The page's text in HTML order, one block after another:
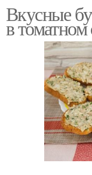
Вкусные
в томатном